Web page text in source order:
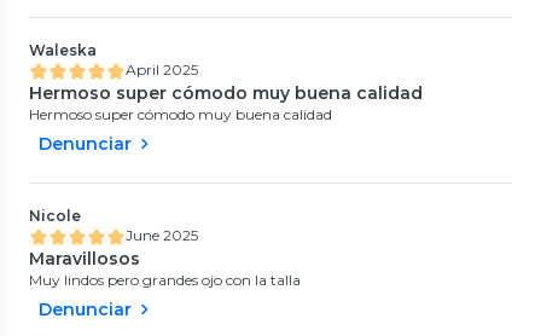
Waleska
April 2025
Hermoso super cómodo muy buena calidad
Hermoso super cómodo muy buena calidad
Denunciar
Nicole
June 2025
Maravillosos
Muy lindos pero grandes ojo con la talla
Denunciar